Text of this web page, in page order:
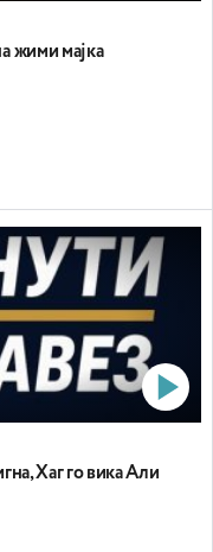
жими мајка
Хаг го вика Али